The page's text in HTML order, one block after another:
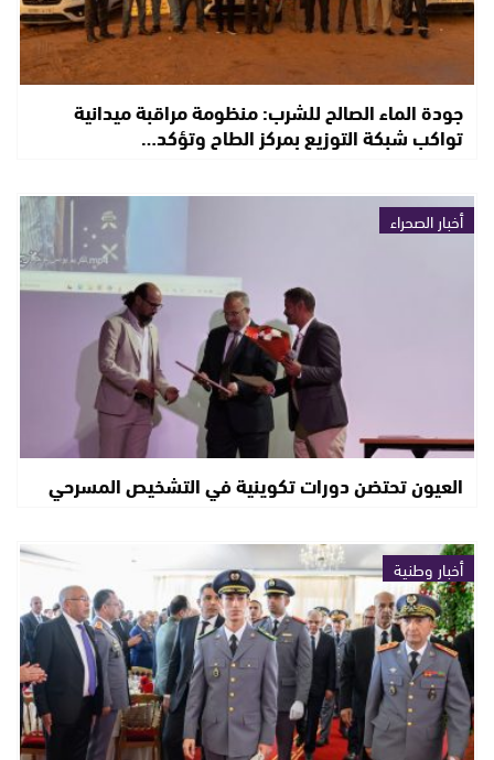
جودة الماء الصالح للشرب: منظومة مراقبة ميدانية
تواكب شبكة التوزيع بمركز الطاح وتؤكد…
أخبار الصحراء
العيون تحتضن دورات تكوينية في التشخيص المسرحي
أخبار وطنية